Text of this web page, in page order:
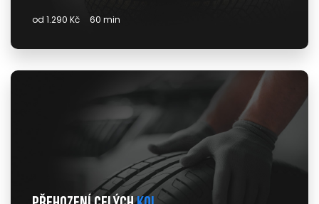
od 1.290 Kč 60 min